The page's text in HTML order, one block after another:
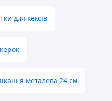
для кексів
металева 24 см